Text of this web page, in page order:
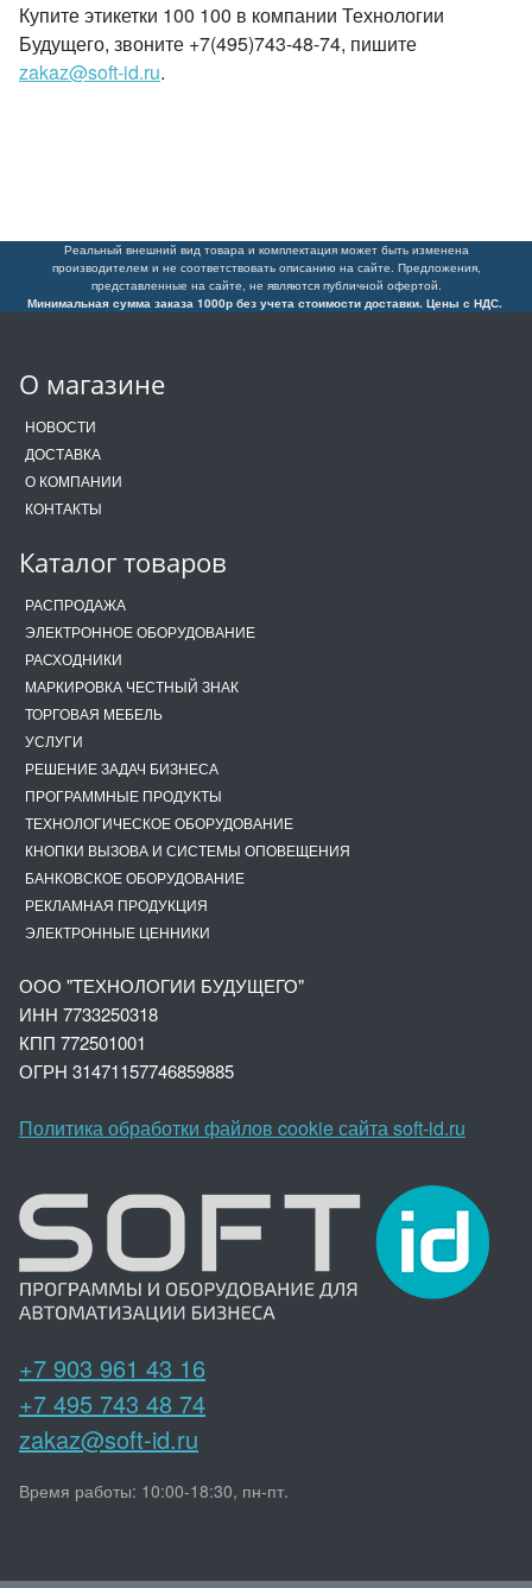
Купите этикетки 100 100 в компании Технологии
Будущего, звоните +7(495)743-48-74, пишите
zakaz@soft-id.ru.
Реальный внешний вид товара и комплектация может быть изменена
производителем и не соответствовать описанию на сайте. Предложения,
представленные на сайте, не являются публичной офертой.
Минимальная сумма заказа 1000р без учета стоимости доставки. Цены с НДС.
О магазине
НОВОСТИ
ДОСТАВКА
О КОМПАНИИ
КОНТАКТЫ
Каталог товаров
РАСПРОДАЖА
ЭЛЕКТРОННОЕ ОБОРУДОВАНИЕ
РАСХОДНИКИ
МАРКИРОВКА ЧЕСТНЫЙ ЗНАК
ТОРГОВАЯ МЕБЕЛЬ
УСЛУГИ
РЕШЕНИЕ ЗАДАЧ БИЗНЕСА
ПРОГРАММНЫЕ ПРОДУКТЫ
ТЕХНОЛОГИЧЕСКОЕ ОБОРУДОВАНИЕ
КНОПКИ ВЫЗОВА И СИСТЕМЫ ОПОВЕЩЕНИЯ
БАНКОВСКОЕ ОБОРУДОВАНИЕ
РЕКЛАМНАЯ ПРОДУКЦИЯ
ЭЛЕКТРОННЫЕ ЦЕННИКИ
ООО "ТЕХНОЛОГИИ БУДУЩЕГО"
ИНН 7733250318
КПП 772501001
ОГРН 31471157746859885
Политика обработки файлов cookie сайта soft-id.ru
+7 903 961 43 16
+7 495 743 48 74
zakaz@soft-id.ru
Время работы: 10:00-18:30, пн-пт.